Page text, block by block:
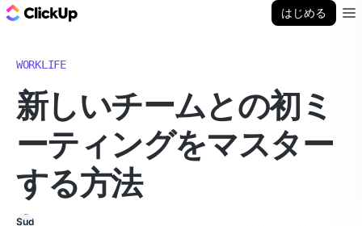
はじめる
WORKLIFE
新しいチームとの初ミ
ーティングをマスター
する方法